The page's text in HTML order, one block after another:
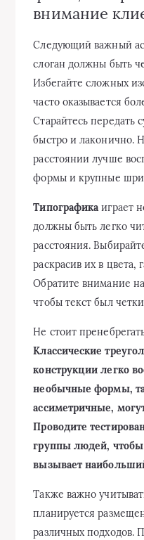
внимание
Следующий важный
слоган должны быть
Избегайте сложных
часто оказывается
Старайтесь передать
быстро и лаконично.
расстоянии лучше
формы и крупные
Типографика играет
должны быть легко
расстояния.
раскрасив их в
Обратите внимание
чтобы текст был
Не стоит
Классические
конструкции легко
необычные формы,
ассиметричные,
Проводите
группы людей, чтобы
вызывает
Также важно
планируется
различных подходов.